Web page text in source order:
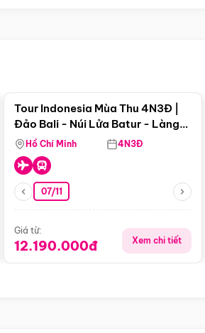
Tour Indonesia Mùa Thu 4N3Đ |
Đảo Bali - Núi Lửa Batur - Làng
Penglipuran
Hồ Chí Minh 4N3Đ
07/11
Giá từ:
12.190.000đ Xem chi tiết